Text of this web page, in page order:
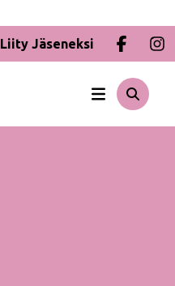
Liity Jäseneksi